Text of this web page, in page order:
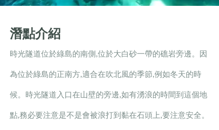
潛點介紹
時光隧道位於綠島的南側,位於大白砂一帶的礁岩旁邊。因
為位於綠島的正南方,適合在吹北風的季節,例如冬天的時
候。時光隧道入口在山壁的旁邊,如有湧浪的時間到這個地
點,務必要注意是不是會被浪打到黏在石頭上,要注意安全。